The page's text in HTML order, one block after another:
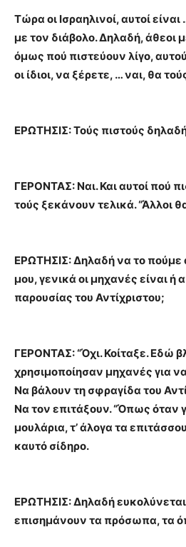
Τώρα οι Ισραηλινοί, αυτοί
με τον διάβολο. Δηλαδή, άθεοι
όμως πού πιστεύουν λίγο,
οι ίδιοι, να ξέρετε, … ναι, θα
ΕΡΩΤΗΣΙΣ: Τούς πιστούς
ΓΕΡΟΝΤΑΣ: Ναι. Και αυτοί πού
τούς ξεκάνουν τελικά. “Άλλοι
ΕΡΩΤΗΣΙΣ: Δηλαδή να το
μου, γενικά οι μηχανές είναι ή
παρουσίας του Αντίχριστου;
ΓΕΡΟΝΤΑΣ: “Όχι. Κοίταξε. Εδώ
χρησιμοποίησαν μηχανές για
Να βάλουν τη σφραγίδα του
Να τον επιτάξουν. “Όπως όταν
μουλάρια, τ’ άλογα τα
καυτό σίδηρο.
ΕΡΩΤΗΣΙΣ: Δηλαδή ευκολύνεται
επισημάνουν τα πρόσωπα, τα